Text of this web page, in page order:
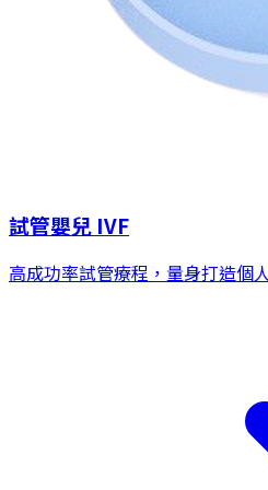
試管嬰兒 IVF
高成功率試管療程，量身打造個